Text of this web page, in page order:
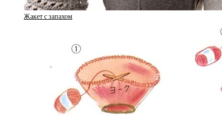
Жакет с запахом